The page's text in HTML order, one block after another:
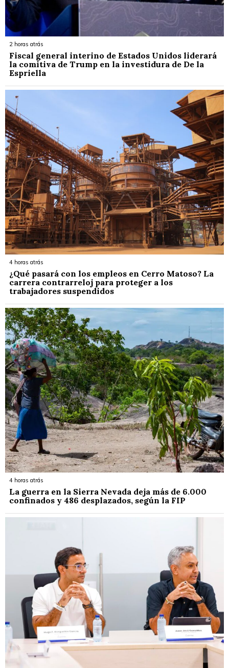
2 horas atrás
Fiscal general interino de Estados Unidos liderará
la comitiva de Trump en la investidura de De la
Espriella
4 horas atrás
¿Qué pasará con los empleos en Cerro Matoso? La
carrera contrarreloj para proteger a los
trabajadores suspendidos
4 horas atrás
La guerra en la Sierra Nevada deja más de 6.000
confinados y 486 desplazados, según la FIP